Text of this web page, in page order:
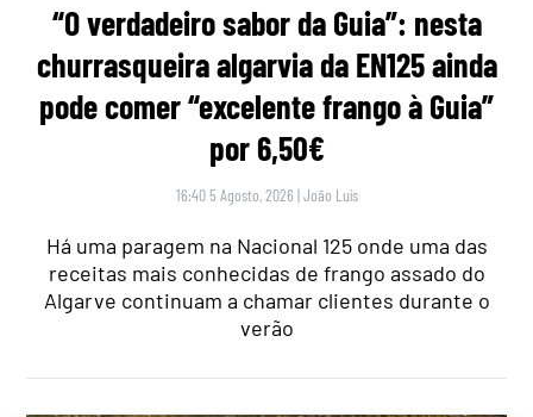
“O verdadeiro sabor da Guia”: nesta
churrasqueira algarvia da EN125 ainda
pode comer “excelente frango à Guia”
por 6,50€
16:40 5 Agosto, 2026 |João Luís
Há uma paragem na Nacional 125 onde uma das
receitas mais conhecidas de frango assado do
Algarve continuam a chamar clientes durante o
verão